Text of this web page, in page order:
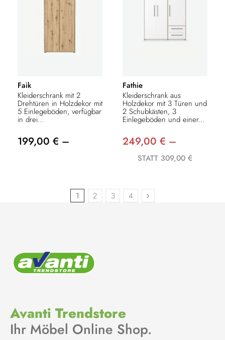
Faik
Kleiderschrank mit 2
Drehtüren in Holzdekor mit
5 Einlegeböden, verfügbar
in drei...
199,00 € –
Fathie
Kleiderschrank aus
Holzdekor mit 3 Türen und
2 Schubkästen, 3
Einlegeböden und einer...
249,00 € –
STATT 309,00 €
1 2 3 4
Avanti Trendstore
Ihr Möbel Online Shop.